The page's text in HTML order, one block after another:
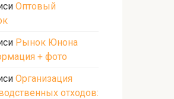
Оптовый
Рынок Юнона
+ фото
Организация
отходов: